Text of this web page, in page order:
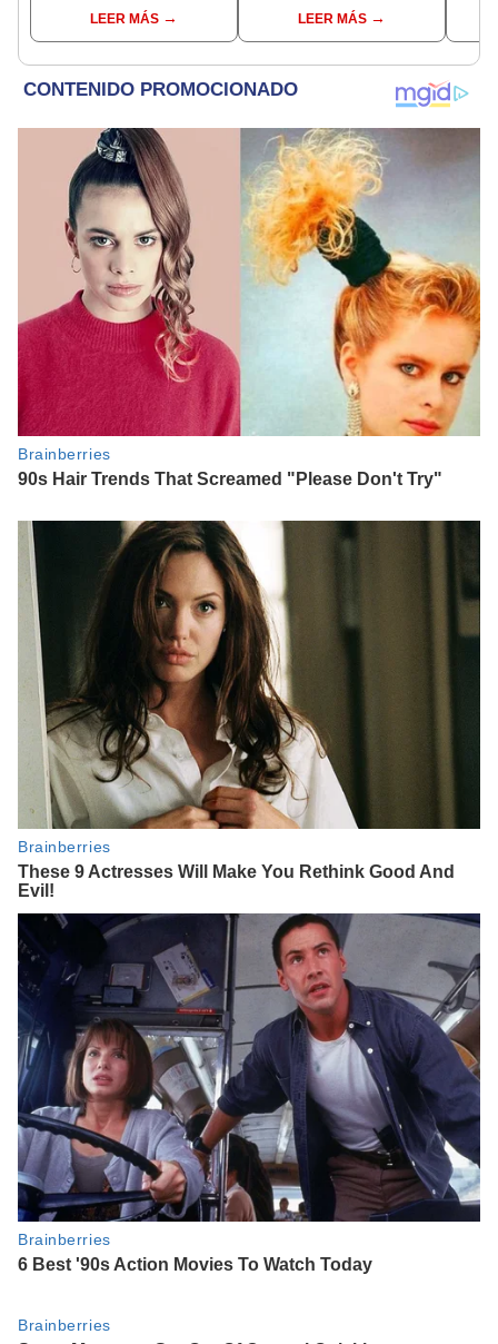
del 6 de agosto
LEER MÁS
afectadas, según
Sedapal
LEER MÁS